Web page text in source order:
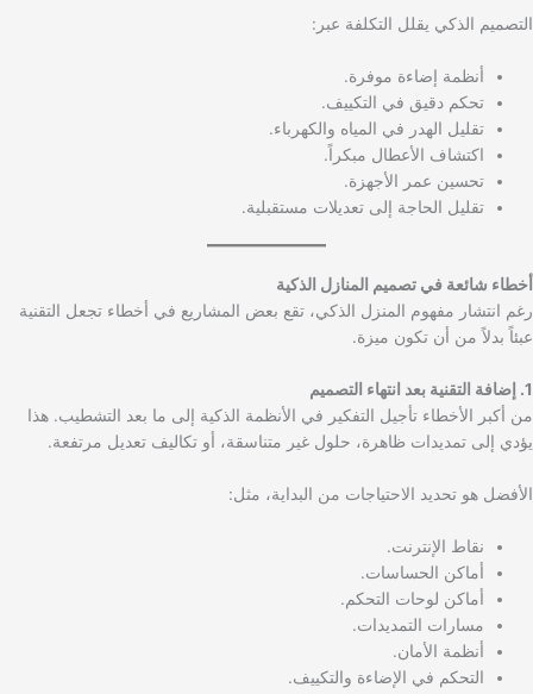
التصميم الذكي يقلل التكلفة عبر:
أنظمة إضاءة موفرة.
تحكم دقيق في التكييف.
تقليل الهدر في المياه والكهرباء.
اكتشاف الأعطال مبكراً.
تحسين عمر الأجهزة.
تقليل الحاجة إلى تعديلات مستقبلية.
أخطاء شائعة في تصميم المنازل الذكية
رغم انتشار مفهوم المنزل الذكي، تقع بعض المشاريع في أخطاء تجعل التقنية
عبئاً بدلاً من أن تكون ميزة.
1. إضافة التقنية بعد انتهاء التصميم
من أكبر الأخطاء تأجيل التفكير في الأنظمة الذكية إلى ما بعد التشطيب. هذا
يؤدي إلى تمديدات ظاهرة، حلول غير متناسقة، أو تكاليف تعديل مرتفعة.
الأفضل هو تحديد الاحتياجات من البداية، مثل:
نقاط الإنترنت.
أماكن الحساسات.
أماكن لوحات التحكم.
مسارات التمديدات.
أنظمة الأمان.
التحكم في الإضاءة والتكييف.